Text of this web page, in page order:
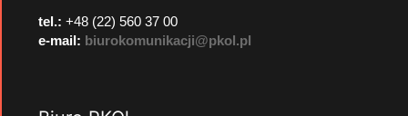
tel.: +48 (22) 560 37 00
e-mail: biurokomunikacji@pkol.pl